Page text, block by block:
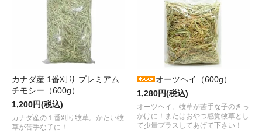
カナダ産 1番刈り プレミアム
チモシー（600g）
1,200円(税込)
カナダ産の１番刈り牧草。かたい牧
草が苦手な子に！
オーツヘイ（600g）
1,280円(税込)
オーツヘイ。牧草が苦手な子のきっ
かけに！またはおやつ感覚牧草とし
て少量プラスしてあげて下さい！